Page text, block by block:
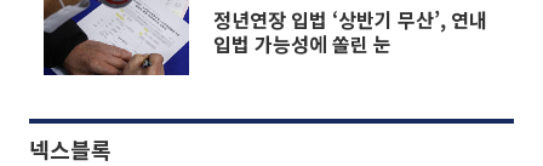
정년연장 입법 ‘상반기 무산’, 연내
입법 가능성에 쏠린 눈
넥스블록